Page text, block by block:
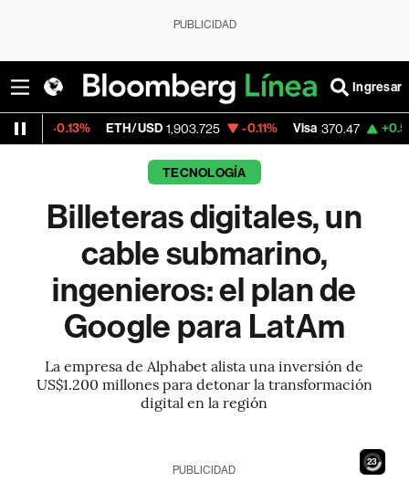
PUBLICIDAD
Ingresar
ETH/USD 1,903.725 -0.11% Visa 370.47 +0.52%
TECNOLOGÍA
Billeteras digitales, un
cable submarino,
ingenieros: el plan de
Google para LatAm
La empresa de Alphabet alista una inversión de
US$1.200 millones para detonar la transformación
digital en la región
21
PUBLICIDAD